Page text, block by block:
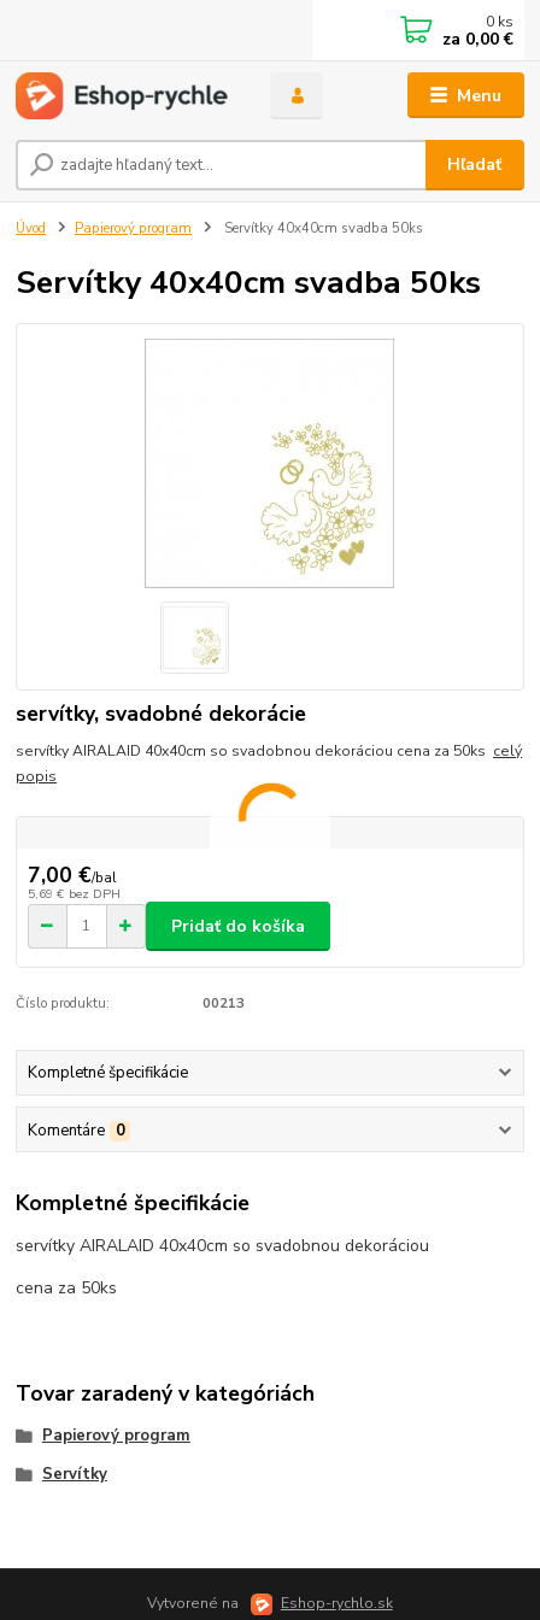
Menu
Hľadať
0 ks
za 0,00 €
Úvod Papierový program Servítky 40x40cm svadba 50ks
Servítky 40x40cm svadba 50ks
servítky, svadobné dekorácie
servítky AIRALAID 40x40cm so svadobnou dekoráciou cena za 50ks celý
popis
7,00 €/bal
5,69 € bez DPH
Pridať do košíka
Číslo produktu: 00213
Kompletné špecifikácie
Komentáre 0
Kompletné špecifikácie
servítky AIRALAID 40x40cm so svadobnou dekoráciou
cena za 50ks
Tovar zaradený v kategóriách
Papierový program
Servítky
Vytvorené na Eshop-rychlo.sk